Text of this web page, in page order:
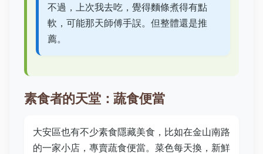
不過，上次我去吃，覺得麵條煮得有點
軟，可能那天師傅手誤。但整體還是推
薦。
素食者的天堂：蔬食便當
大安區也有不少素食隱藏美食，比如在金山南路
的一家小店，專賣蔬食便當。菜色每天換，新鮮